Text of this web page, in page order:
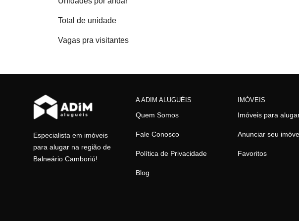
Total de unidade
Vagas pra visitantes
Especialista em imóveis
para alugar na região de
Balneário Camboriú!
A ADIM ALUGUÉIS
Quem Somos
Fale Conosco
Política de Privacidade
Blog
IMÓVEIS
Imóveis para
Anunciar seu
Favoritos